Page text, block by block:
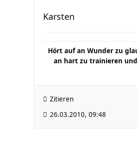
Karsten
Hört auf an Wunder zu
an hart zu trainieren
Zitieren
26.03.2010, 09:48